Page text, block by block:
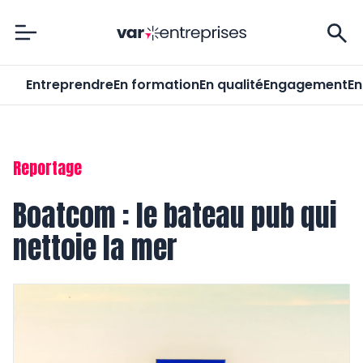
Var-Entreprises
EntreprendreEn formationEn qualitéEngagement
Reportage
Boatcom : le bateau pub qui
nettoie la mer